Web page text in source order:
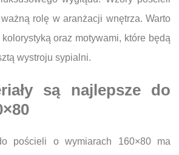
rolę w aranżacji wnętrza. Warto
oraz motywami, które będą
wystroju sypialni.
są najlepsze do
pościeli o wymiarach 160×80 ma